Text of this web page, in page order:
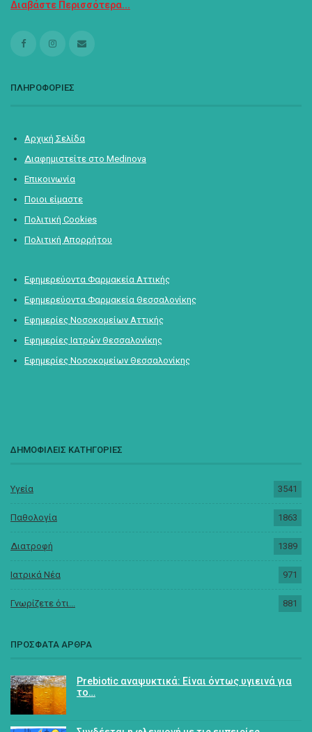
Διαβάστε Περισσότερα...
ΠΛΗΡΟΦΟΡΙΕΣ
Αρχική Σελίδα
Διαφημιστείτε στο Medinova
Επικοινωνία
Ποιοι είμαστε
Πολιτική Cookies
Πολιτική Απορρήτου
Εφημερεύοντα Φαρμακεία Αττικής
Εφημερεύοντα Φαρμακεία Θεσσαλονίκης
Εφημερίες Νοσοκομείων Αττικής
Εφημερίες Ιατρών Θεσσαλονίκης
Εφημερίες Νοσοκομείων Θεσσαλονίκης
ΔΗΜΟΦΙΛΕΙΣ ΚΑΤΗΓΟΡΙΕΣ
Υγεία 3541
Παθολογία 1863
Διατροφή 1389
Ιατρικά Νέα 971
Γνωρίζετε ότι... 881
ΠΡΟΣΦΑΤΑ ΑΡΘΡΑ
Prebiotic αναψυκτικά: Είναι όντως υγιεινά για
το…